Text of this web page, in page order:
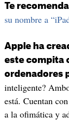
Te
su nombre a
Apple ha
este compita
ordenadores
inteligente?
está. Cuentan
a la ofimática y